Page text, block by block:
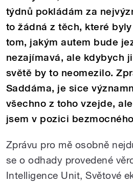
týdnů pokládám za
to žádná z těch, které
tom, jakým autem bude
nezajímavá, ale kdybych
světě by to neomezilo.
Saddáma, je sice
všechno z toho vzejde,
jsem v pozici
Zprávu pro mě osobně
se o odhady provedené
Intelligence Unit, Světové